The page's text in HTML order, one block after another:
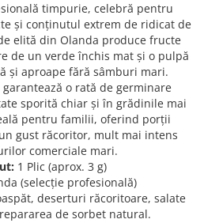
timpurie, celebră pentru
și conținutul extrem de ridicat de
elită din Olanda produce fructe
de un verde închis mat și o pulpă
și aproape fără sâmburi mari.
o rată de germinare
sporită chiar și în grădinile mai
pentru familii, oferind porții
gust răcoritor, mult mai intens
comerciale mari.
1 Plic (aprox. 3 g)
(selecție profesională)
deserturi răcoritoare, salate
de sorbet natural.